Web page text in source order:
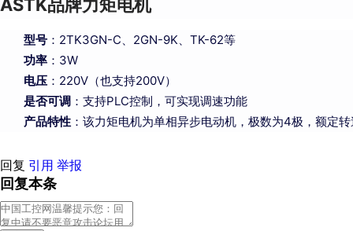
ASTK品牌力矩电机
型号 ：2TK3GN-C、2GN-9K、TK-62等
功率 ：3W
电压 ：220V（也支持200V）
是否可调 ：支持PLC控制，可实现调速功能
产品特性 ：该力矩电机为单相异步电动机，极数为4极，额定
回复 引用 举报
回复本条